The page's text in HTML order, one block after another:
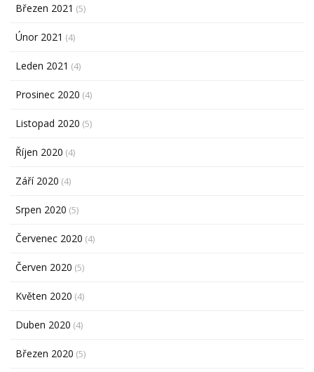
Březen 2021 (5)
Únor 2021 (4)
Leden 2021 (4)
Prosinec 2020 (4)
Listopad 2020 (5)
Říjen 2020 (4)
Září 2020 (4)
Srpen 2020 (5)
Červenec 2020 (4)
Červen 2020 (5)
Květen 2020 (4)
Duben 2020 (4)
Březen 2020 (5)